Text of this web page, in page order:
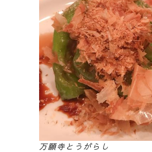
万願寺とうがらし